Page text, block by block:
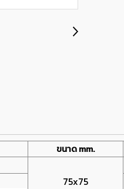
ขนาด mm.
75x75